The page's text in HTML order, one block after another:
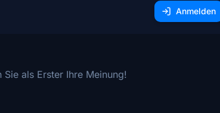
Anmelden
als Erster Ihre Meinung!